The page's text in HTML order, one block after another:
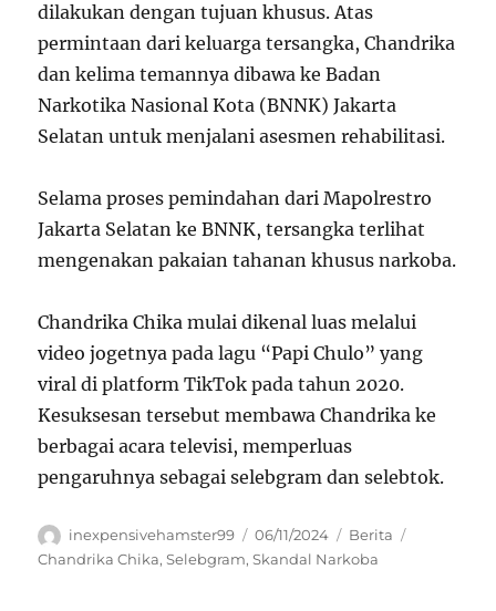
dilakukan dengan tujuan khusus. Atas
permintaan dari keluarga tersangka, Chandrika
dan kelima temannya dibawa ke Badan
Narkotika Nasional Kota (BNNK) Jakarta
Selatan untuk menjalani asesmen rehabilitasi.
Selama proses pemindahan dari Mapolrestro
Jakarta Selatan ke BNNK, tersangka terlihat
mengenakan pakaian tahanan khusus narkoba.
Chandrika Chika mulai dikenal luas melalui
video jogetnya pada lagu “Papi Chulo” yang
viral di platform TikTok pada tahun 2020.
Kesuksesan tersebut membawa Chandrika ke
berbagai acara televisi, memperluas
pengaruhnya sebagai selebgram dan selebtok.
Author
inexpensivehamster99
Posted
on
06/11/2024 Categories
Berita
Chandrika Chika,Selebgram,Skandal Narkoba